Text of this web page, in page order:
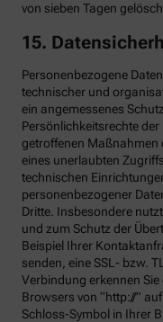
von sieben Tagen
15.
Personenbezogene
technischer und
ein angemessenes
Persönlichkeitsrechte
getroffenen Maßnahmen
eines unerlaubten
technischen
personenbezogener
Dritte. Insbesondere
und zum Schutz der
Beispiel Ihrer
senden, eine SSL- bzw.
Verbindung erkennen
Browsers von “http://”
Schloss-Symbol in Ihrer